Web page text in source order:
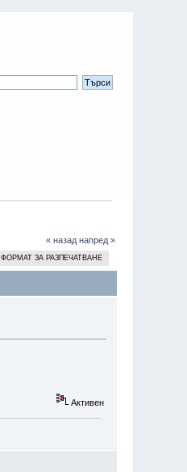
« назад напред »
ФОРМАТ ЗА РАЗПЕЧАТВАНЕ
Активен